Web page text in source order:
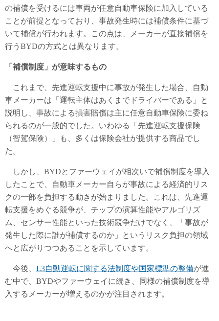
の補償を受けるには車両が任意自動車保険に加入している
ことが前提となっており、事故発生時には補償条件に基づ
いて補償が行われます。この点は、メーカーが直接補償を
行うBYDの方式とは異なります。
「補償制度」が意味するもの
これまで、先進運転支援中に事故が発生した場合、自動
車メーカーは「運転主体はあくまでドライバーである」と
説明し、事故による損害賠償は主に任意自動車保険に委ね
られるのが一般的でした。いわゆる「先進運転支援保険
（智駕保険）」も、多くは保険会社が提供する商品でし
た。
しかし、BYDとファーウェイが相次いで補償制度を導入
したことで、自動車メーカー自らが事故による経済的リス
クの一部を負担する動きが始まりました。これは、先進運
転支援をめぐる競争が、チップの演算性能やアルゴリズ
ム、センサー性能といった技術競争だけでなく、「事故が
発生した際に誰が補償するのか」というリスク負担の領域
へと広がりつつあることを示しています。
今後、 L3自動運転に関する法制度や国家標準の整備が進
む中で、BYDやファーウェイに続き、同様の補償制度を導
入するメーカーが増えるのかが注目されます。